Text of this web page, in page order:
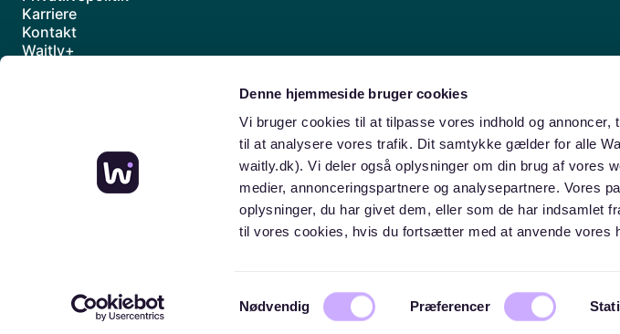
Denne hjemmeside bruger cookies
Vi bruger cookies til at tilpasse vores indhold og
til at analysere vores trafik. Dit samtykke gælder for alle
waitly.dk). Vi deler også oplysninger om din brug af vores
medier, annonceringspartnere og analysepartnere. Vores
oplysninger, du har givet dem, eller som de har indsamlet
til vores cookies, hvis du fortsætter med at anvende vores
Samtykkevalg
Nødvendig Præferencer
Karriere
Kontakt
Waitly+
©